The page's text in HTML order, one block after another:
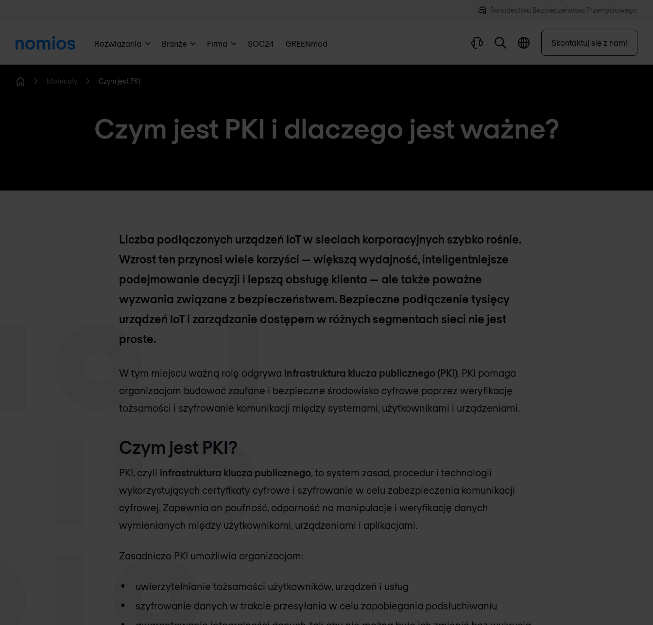
Świadectwa Bezpieczeństwa Przemysłowego
Rozwiązania Branże Firma SOC24 GREENmod Skontaktuj się z nami
Materiały Czym jest PKI
Czym jest PKI i dlaczego jest ważne?
Liczba podłączonych urządzeń IoT w sieciach korporacyjnych szybko rośnie.
Wzrost ten przynosi wiele korzyści — większą wydajność, inteligentniejsze
podejmowanie decyzji i lepszą obsługę klienta — ale także poważne
wyzwania związane z bezpieczeństwem. Bezpieczne podłączenie tysięcy
urządzeń IoT i zarządzanie dostępem w różnych segmentach sieci nie jest
proste.
W tym miejscu ważną rolę odgrywa infrastruktura klucza publicznego (PKI) . PKI pomaga
organizacjom budować zaufane i bezpieczne środowisko cyfrowe poprzez weryfikację
tożsamości i szyfrowanie komunikacji między systemami, użytkownikami i urządzeniami.
Czym jest PKI?
PKI, czyli infrastruktura klucza publicznego, to system zasad, procedur i technologii
wykorzystujących certyfikaty cyfrowe i szyfrowanie w celu zabezpieczenia komunikacji
cyfrowej. Zapewnia on poufność, odporność na manipulacje i weryfikację danych
wymienianych między użytkownikami, urządzeniami i aplikacjami.
Zasadniczo PKI umożliwia organizacjom:
uwierzytelnianie tożsamości użytkowników, urządzeń i usług
szyfrowanie danych w trakcie przesyłania w celu zapobiegania podsłuchiwaniu